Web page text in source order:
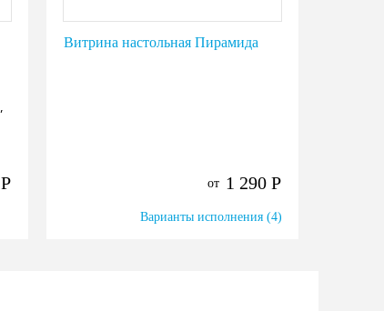
Р
Витрина настольная Пирамида
от 1 290 Р
Варианты исполнения (4)